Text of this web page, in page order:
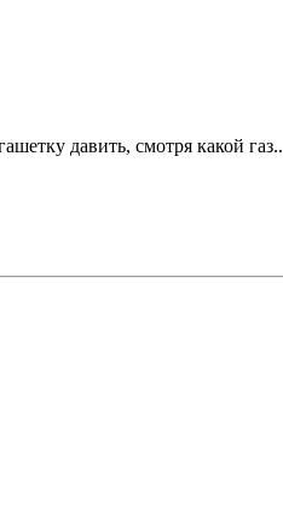
давить, смотря какой газ..